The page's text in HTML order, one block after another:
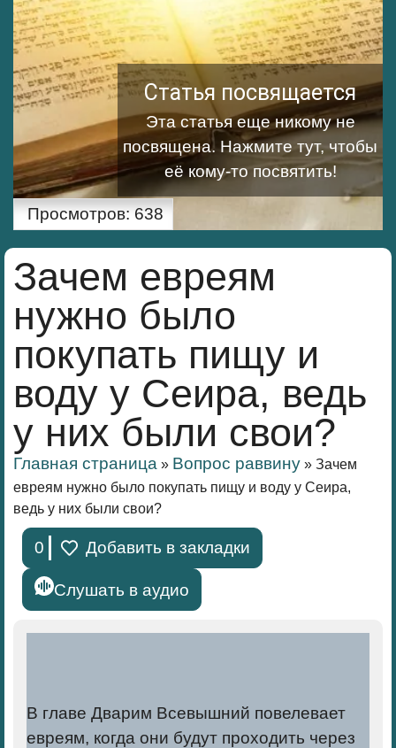
Статья посвящается
Эта статья еще никому не
посвящена.Нажмите тут, чтобы
её кому-то посвятить!
Просмотров: 638
Зачем евреям
нужно было
покупать пищу и
воду у Сеира, ведь
у них были свои?
Главная страница » Вопрос раввину » Зачем
евреям нужно было покупать пищу и воду у Сеира,
ведь у них были свои?
0 Добавить в закладки
Слушать в аудио
В главе Дварим Всевышний повелевает
евреям, когда они будут проходить через